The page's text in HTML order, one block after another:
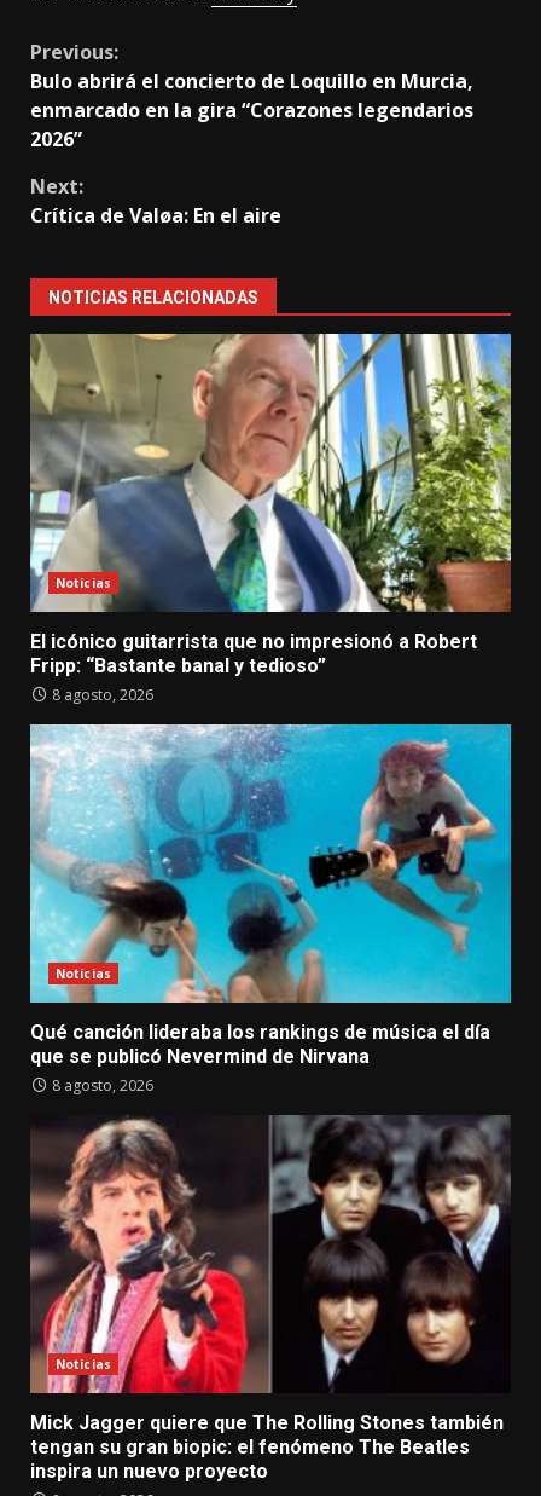
Continue
Reading
Previous:
Bulo abrirá el concierto de Loquillo en Murcia,
enmarcado en la gira “Corazones legendarios
2026”
Next:
Crítica de Valøa: En el aire
NOTICIAS RELACIONADAS
Noticias
El icónico guitarrista que no impresionó a Robert
Fripp: “Bastante banal y tedioso”
8 agosto, 2026
Noticias
Qué canción lideraba los rankings de música el día
que se publicó Nevermind de Nirvana
8 agosto, 2026
Noticias
Mick Jagger quiere que The Rolling Stones también
tengan su gran biopic: el fenómeno The Beatles
inspira un nuevo proyecto